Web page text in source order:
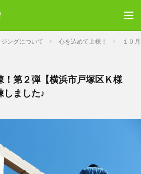
ングについて 心を込めて上棟！ １０
！第２弾【横浜市戸塚区Ｋ様
しました♪